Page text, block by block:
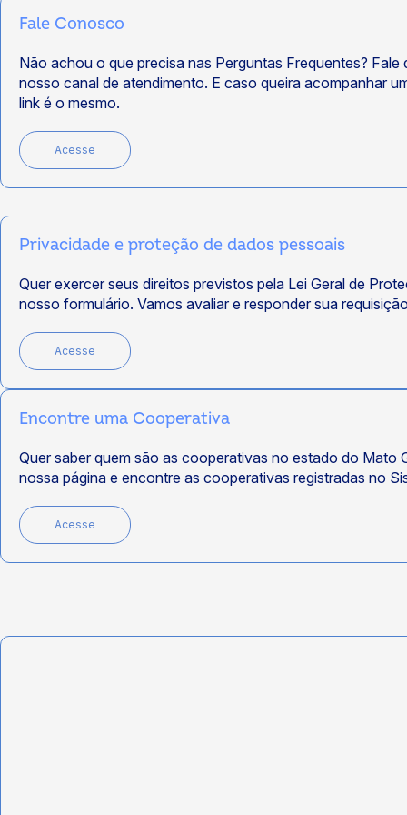
Fale Conosco
Não achou o que precisa nas Perguntas Frequentes?
nosso canal de atendimento. E caso queira acompanhar
link é o mesmo.
Acesse
Privacidade e proteção de dados pessoais
Quer exercer seus direitos previstos pela Lei Geral de
nosso formulário. Vamos avaliar e responder sua
Acesse
Encontre uma Cooperativa
Quer saber quem são as cooperativas no estado do Mato
nossa página e encontre as cooperativas registradas no
Acesse